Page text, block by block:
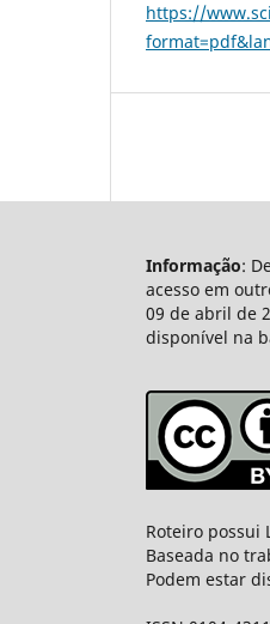
https://
Informação:
acesso em
09 de abril de
disponível na
Roteiro possui
Baseada no
Podem estar